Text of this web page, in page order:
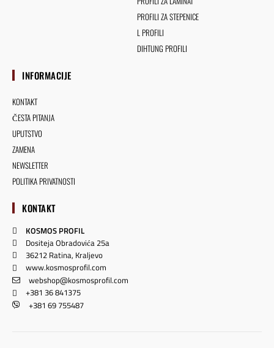
PROFILI ZA STEPENICE
L PROFILI
DIHTUNG PROFILI
INFORMACIJE
KONTAKT
ČESTA PITANJA
UPUTSTVO
ZAMENA
NEWSLETTER
POLITIKA PRIVATNOSTI
KONTAKT
KOSMOS PROFIL
Dositeja Obradovića 25a
36212 Ratina, Kraljevo
www.kosmosprofil.com
webshop@kosmosprofil.com
+381 36 841375
+381 69 755487